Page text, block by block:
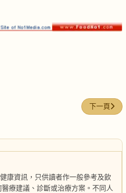
下一篇文章
下一頁
康資訊，只供讀者作一般參考及飲
療建議、診斷或治療方案。不同人